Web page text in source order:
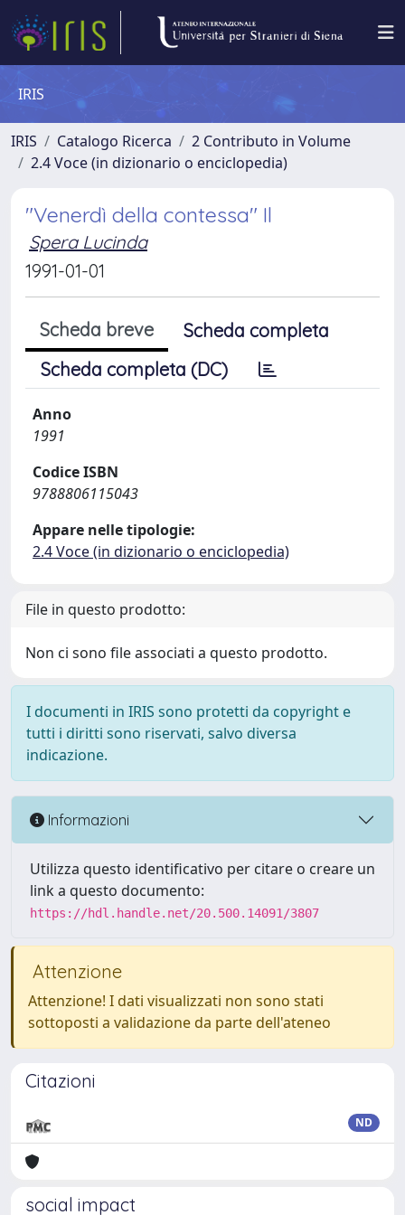
IRIS
IRIS Catalogo Ricerca
2 Contributo in Volume
2.4 Voce (in dizionario o enciclopedia)
"Venerdì della contessa" Il
Spera Lucinda
1991-01-01
Scheda breve
Scheda completa
Scheda completa (DC)
Anno
1991
Codice ISBN
9788806115043
Appare nelle tipologie:
2.4 Voce (in dizionario o enciclopedia)
File in questo prodotto:
Non ci sono file associati a questo prodotto.
I documenti in IRIS sono protetti da copyright e
tutti i diritti sono riservati, salvo diversa
indicazione.
Informazioni
Utilizza questo identificativo per citare o creare un
link a questo documento:
https://hdl.handle.net/20.500.14091/3807
Attenzione
Attenzione! I dati visualizzati non sono stati
sottoposti a validazione da parte dell'ateneo
Citazioni
ND
social impact